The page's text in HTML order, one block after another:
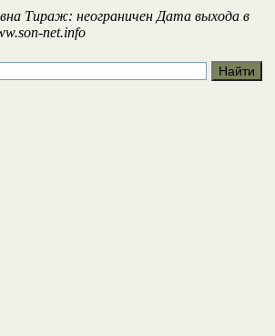
Тираж: неограничен Дата выхода в
net.info